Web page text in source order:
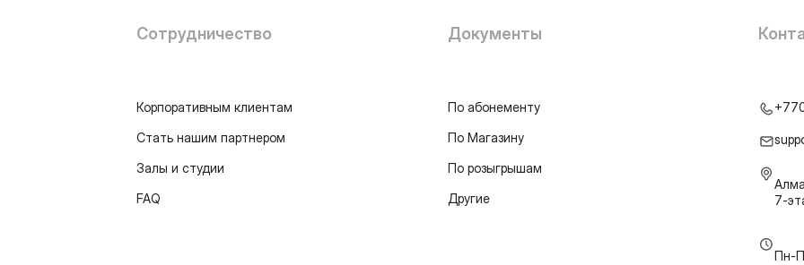
Сотрудничество
Корпоративным клиентам
Стать нашим партнером
Залы и студии
FAQ
Документы
По абонементу
По Магазину
По розыгрышам
Другие
7-
Пн-